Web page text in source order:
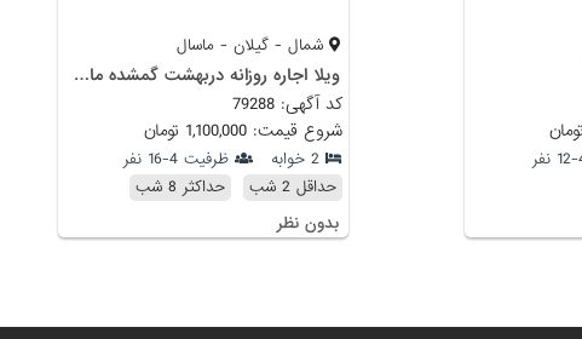
شمال - گیلان - ماسال
ویلا اجاره روزانه دربهشت گمشده ماسال
کد آگهی: 79288
شروع قیمت: 1,100,000 تومان
2 خوابه
ظرفیت 4-16 نفر
حداقل 2 شب
حداکثر 8 شب
بدون نظر